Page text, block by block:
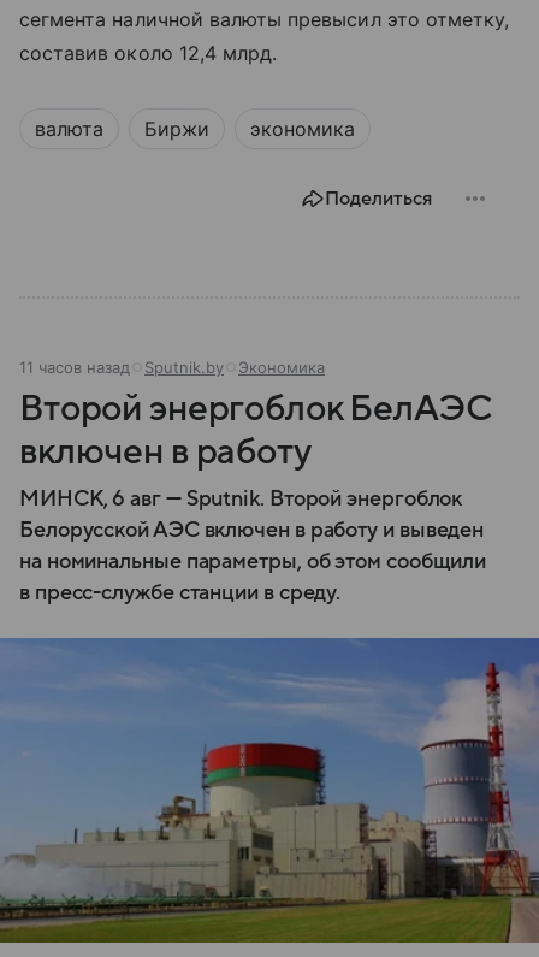
сегмента наличной валюты превысил это отметку,
составив около 12,4 млрд.
валюта Биржи экономика
Поделиться
11 часов назад Sputnik.by Экономика
Второй энергоблок БелАЭС
включен в работу
МИНСК, 6 авг — Sputnik. Второй энергоблок
Белорусской АЭС включен в работу и выведен
на номинальные параметры, об этом сообщили
в пресс-службе станции в среду.